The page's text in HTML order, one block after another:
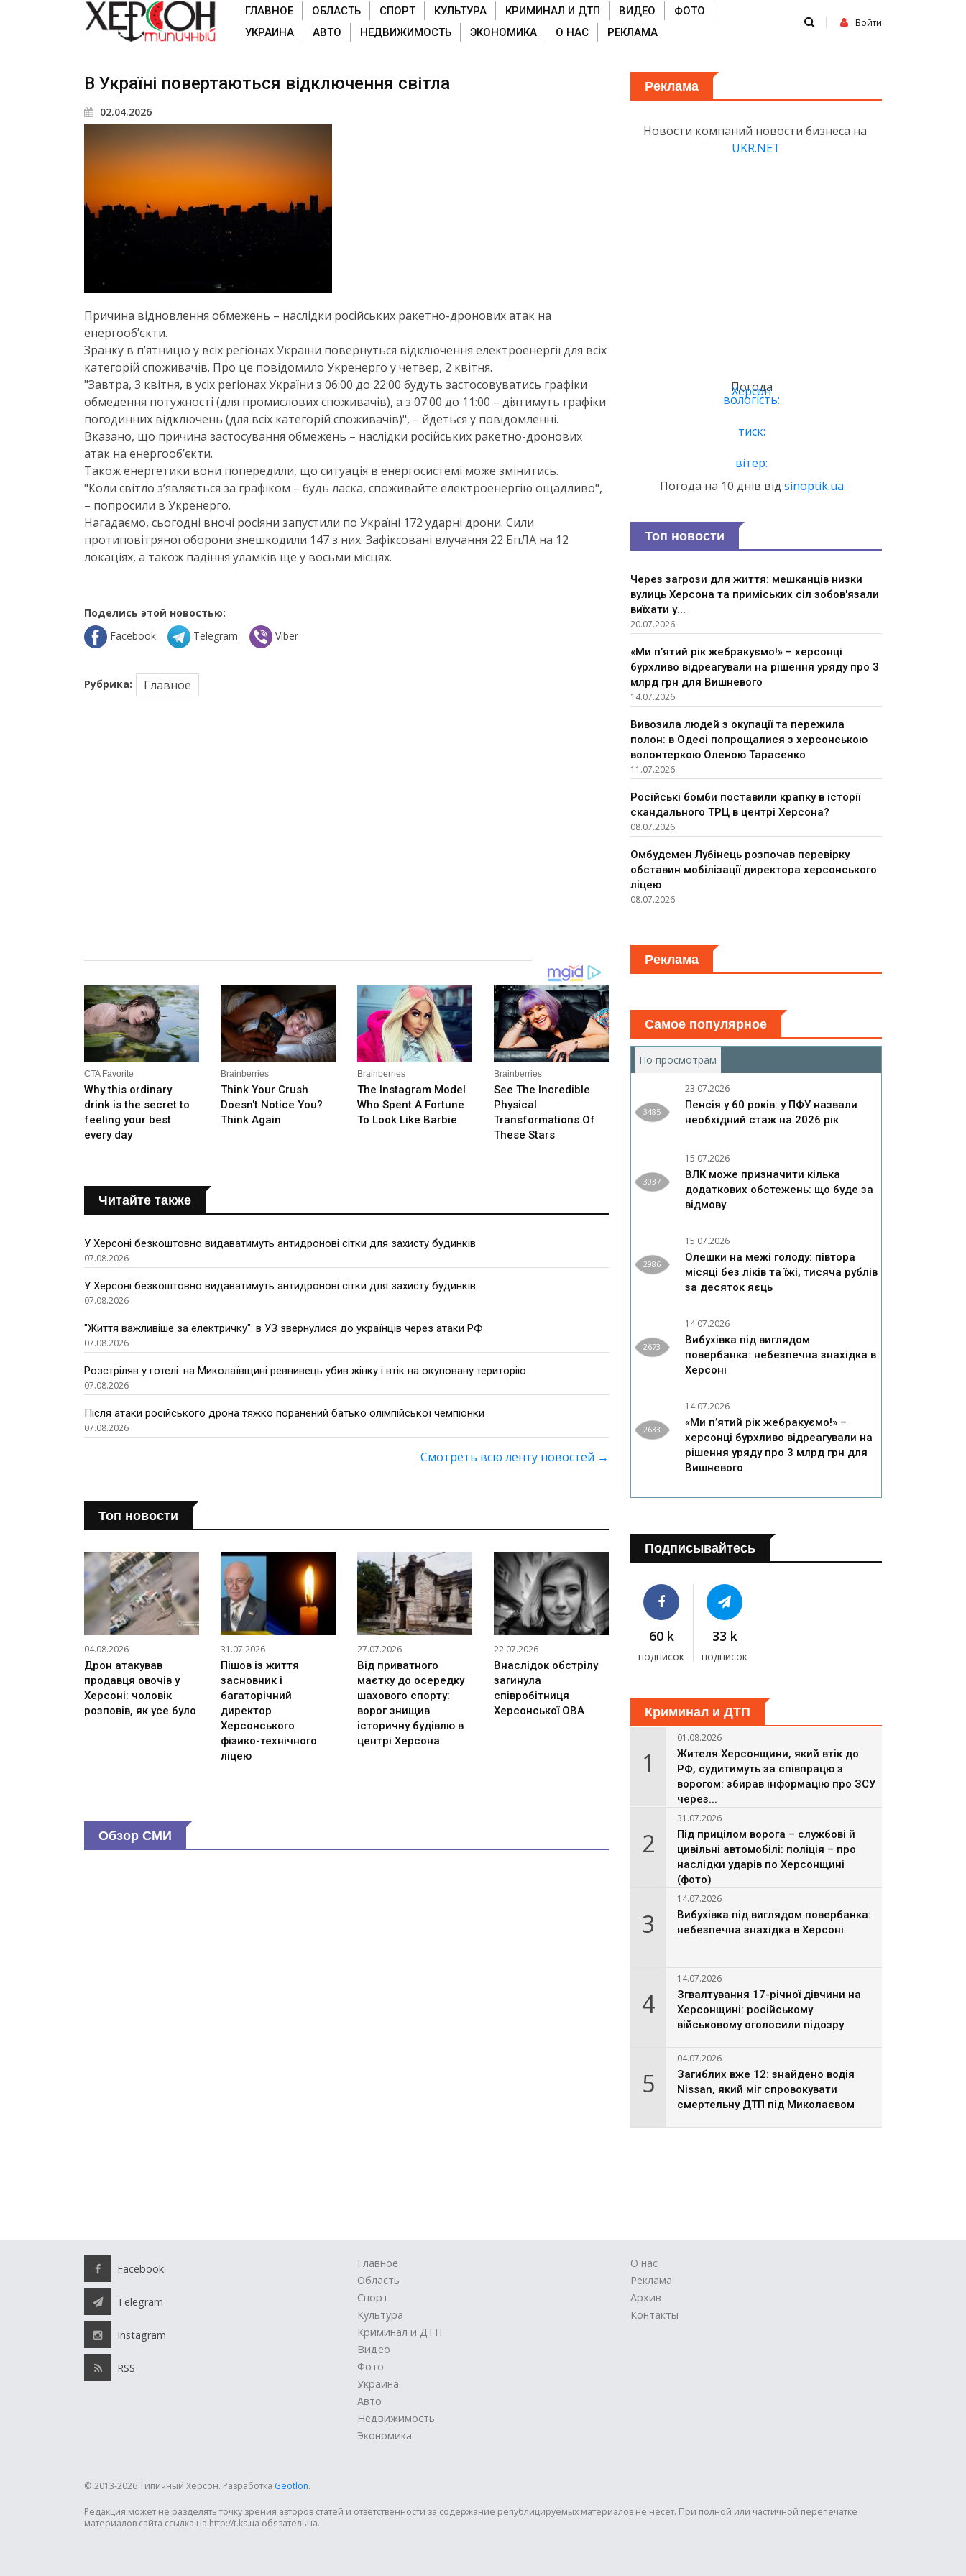
ГЛАВНОЕ ОБЛАСТЬ СПОРТ КУЛЬТУРА КРИМИНАЛ И ДТП ВИДЕО
ФОТО
УКРАИНА
АВТО НЕДВИЖИМОСТЬ ЭКОНОМИКА О НАС РЕКЛАМА
Войти
В Україні повертаються відключення світла
02.04.2026
Причина відновлення обмежень – наслідки російських ракетно-дронових атак на
енергооб’єкти.
Зранку в п’ятницю у всіх регіонах України повернуться відключення електроенергії для всіх
категорій споживачів. Про це повідомило Укренерго у четвер, 2 квітня.
"Завтра, 3 квітня, в усіх регіонах України з 06:00 до 22:00 будуть застосовуватись графіки
обмедення потужності (для промислових споживачів), а з 07:00 до 11:00 – діятимуть графіки
погодинних відключень (для всіх категорій споживачів)", – йдеться у повідомленні.
Вказано, що причина застосування обмежень – наслідки російських ракетно-дронових
атак на енергооб’єкти.
Також енергетики вони попередили, що ситуація в енергосистемі може змінитись.
"Коли світло з’являється за графіком – будь ласка, споживайте електроенергію ощадливо",
– попросили в Укренерго.
Нагадаємо, сьогодні вночі росіяни запустили по Україні 172 ударні дрони. Сили
протиповітряної оборони знешкодили 147 з них. Зафіксовані влучання 22 БпЛА на 12
локаціях, а також падіння уламків ще у восьми місцях.
Поделись этой новостью:
Facebook
Telegram Viber
Рубрика: Главное
Читайте также
У Херсоні безкоштовно видаватимуть антидронові сітки для захисту будинків
07.08.2026
У Херсоні безкоштовно видаватимуть антидронові сітки для захисту будинків
07.08.2026
"Життя важливіше за електричку": в УЗ звернулися до українців через атаки РФ
07.08.2026
Розстріляв у готелі: на Миколаївщині ревнивець убив жінку і втік на окуповану територію
07.08.2026
Після атаки російського дрона тяжко поранений батько олімпійської чемпіонки
07.08.2026
Смотреть всю ленту новостей →
Топ новости
04.08.2026
Дрон атакував
продавця овочів у
Херсоні: чоловік
розповів, як усе було
31.07.2026
Пішов із життя
засновник і
багаторічний
директор
Херсонського
фізико-технічного
ліцею
27.07.2026
Від приватного
маєтку до осередку
шахового спорту:
ворог знищив
історичну будівлю в
центрі Херсона
22.07.2026
Внаслідок обстрілу
загинула
співробітниця
Херсонської ОВА
Обзор СМИ
Реклама
Новости компаний новости бизнеса на
UKR.NET
Погода
Херсон
вологість:
тиск:
вітер:
Погода на 10 днів від sinoptik.ua
Топ новости
Через загрози для життя: мешканців низки
вулиць Херсона та приміських сіл зобов'язали
виїхати у...
20.07.2026
«Ми п’ятий рік жебракуємо!» – херсонці
бурхливо відреагували на рішення уряду про 3
млрд грн для Вишневого
14.07.2026
Вивозила людей з окупації та пережила
полон: в Одесі попрощалися з херсонською
волонтеркою Оленою Тарасенко
11.07.2026
Російські бомби поставили крапку в історії
скандального ТРЦ в центрі Херсона?
08.07.2026
Омбудсмен Лубінець розпочав перевірку
обставин мобілізації директора херсонського
ліцею
08.07.2026
Реклама
Самое популярное
По просмотрам
3485
23.07.2026
Пенсія у 60 років: у ПФУ назвали
необхідний стаж на 2026 рік
3037
15.07.2026
ВЛК може призначити кілька
додаткових обстежень: що буде за
відмову
2986
15.07.2026
Олешки на межі голоду: півтора
місяці без ліків та їжі, тисяча рублів
за десяток яєць
2673
14.07.2026
Вибухівка під виглядом
повербанка: небезпечна знахідка в
Херсоні
2633
14.07.2026
«Ми п’ятий рік жебракуємо!» –
херсонці бурхливо відреагували на
рішення уряду про 3 млрд грн для
Вишневого
Подписывайтесь
60 k
подписок
33 k
подписок
Криминал и ДТП
1
01.08.2026
Жителя Херсонщини, який втік до
РФ, судитимуть за співпрацю з
ворогом: збирав інформацію про ЗСУ
через...
2
31.07.2026
Під прицілом ворога – службові й
цивільні автомобілі: поліція – про
наслідки ударів по Херсонщині
(фото)
3
14.07.2026
Вибухівка під виглядом повербанка:
небезпечна знахідка в Херсоні
4
14.07.2026
Згвалтування 17-річної дівчини на
Херсонщині: російському
військовому оголосили підозру
5
04.07.2026
Загиблих вже 12: знайдено водія
Nissan, який міг спровокувати
смертельну ДТП під Миколаєвом
Facebook
Telegram
Instagram
RSS
Главное
Область
Спорт
Культура
Криминал и ДТП
Видео
Фото
Украина
Авто
Недвижимость
Экономика
О нас
Реклама
Архив
Контакты
© 2013-2026 Типичный Херсон. Разработка Geotlon.
Редакция может не разделять точку зрения авторов статей и ответственности за содержание републицируемых материалов не несет. При полной или частичной перепечатке
материалов сайта ссылка на http://t.ks.ua обязательна.